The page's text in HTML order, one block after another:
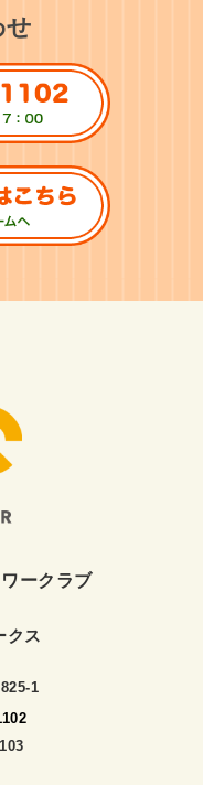
せ
ークラブ
クス
1